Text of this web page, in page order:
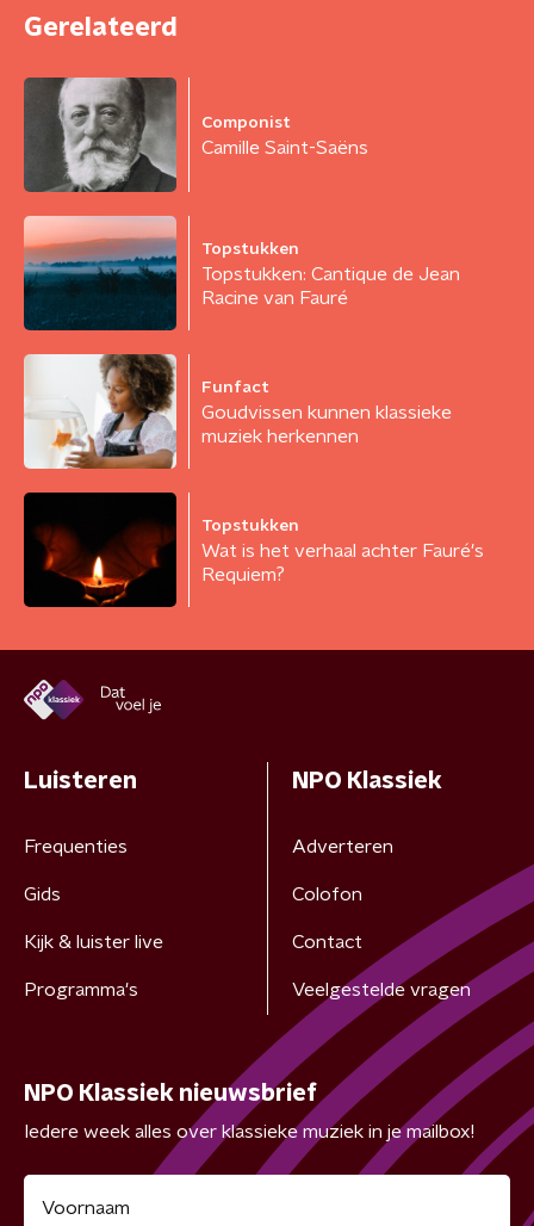
Gerelateerd
Componist
Camille Saint-Saëns
Topstukken
Topstukken: Cantique de Jean
Racine van Fauré
Funfact
Goudvissen kunnen klassieke
muziek herkennen
Topstukken
Wat is het verhaal achter Fauré's
Requiem?
Luisteren
Frequenties
Gids
Kijk & luister live
Programma's
NPO Klassiek
Adverteren
Colofon
Contact
Veelgestelde vragen
NPO Klassiek nieuwsbrief
Iedere week alles over klassieke muziek in je mailbox!